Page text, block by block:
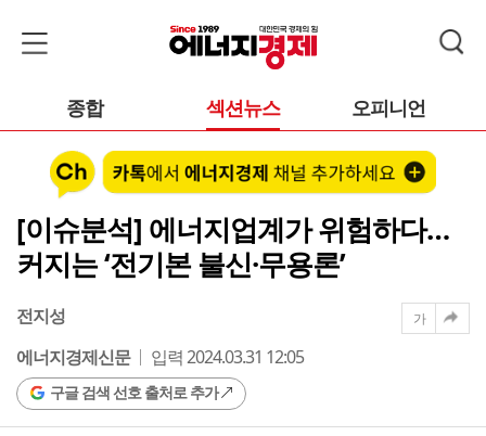
종합 섹션뉴스 오피니언
[이슈분석] 에너지업계가 위험하다…
커지는 ‘전기본 불신·무용론’
전지성
에너지경제신문
입력 2024.03.31 12:05
구글 검색 선호 출처로 추가
가